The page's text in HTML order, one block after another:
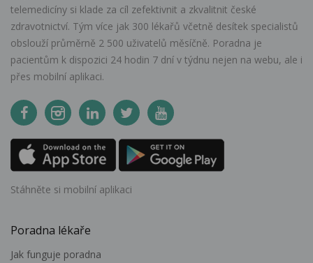
telemedicíny si klade za cíl zefektivnit a zkvalitnit české
zdravotnictví. Tým více jak 300 lékařů včetně desítek specialistů
obslouží průměrně 2 500 uživatelů měsíčně. Poradna je
pacientům k dispozici 24 hodin 7 dní v týdnu nejen na webu, ale i
přes mobilní aplikaci.
Stáhněte si mobilní aplikaci
Poradna lékaře
Jak funguje poradna